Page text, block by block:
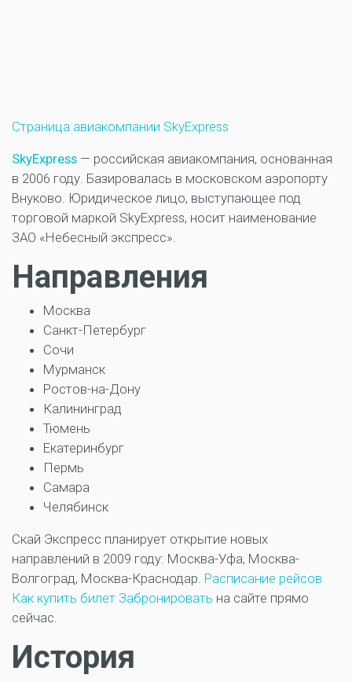
Страница авиакомпании SkyExpress
SkyExpress — российская авиакомпания, основанная
в 2006 году. Базировалась в московском аэропорту
Внуково. Юридическое лицо, выступающее под
торговой маркой SkyExpress, носит наименование
ЗАО «Небесный экспресс».
Направления
Москва
Санкт-Петербург
Сочи
Мурманск
Ростов-на-Дону
Калининград
Тюмень
Екатеринбург
Пермь
Самара
Челябинск
Скай Экспресс планирует открытие новых
направлений в 2009 году: Москва-Уфа, Москва-
Волгоград, Москва-Краснодар. Расписание рейсов
Как купить билет Забронировать на сайте прямо
сейчас.
История